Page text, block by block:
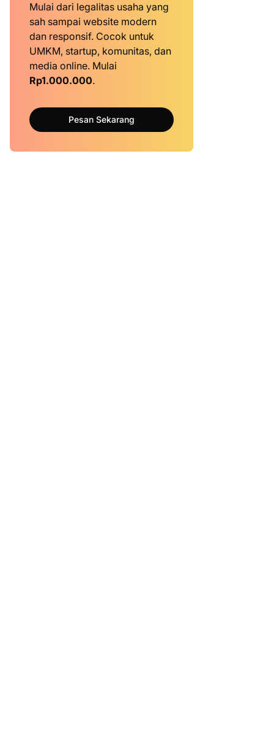
Mulai dari legalitas usaha yang
sah sampai website modern
dan responsif. Cocok untuk
UMKM, startup, komunitas, dan
media online. Mulai
Rp1.000.000.
Pesan Sekarang